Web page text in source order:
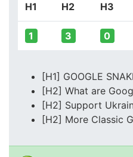
H1 H2 H3
1 3 0
[H1] GOOGLE
[H2] What are
[H2] Support
[H2] More Classic